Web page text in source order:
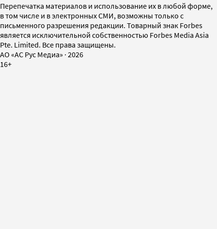
Перепечатка материалов и использование их в любой форме,
в том числе и в электронных СМИ, возможны только с
письменного разрешения редакции. Товарный знак Forbes
является исключительной собственностью Forbes Media Asia
Pte. Limited. Все права защищены.
AO «АС Рус Медиа» · 2026
16+